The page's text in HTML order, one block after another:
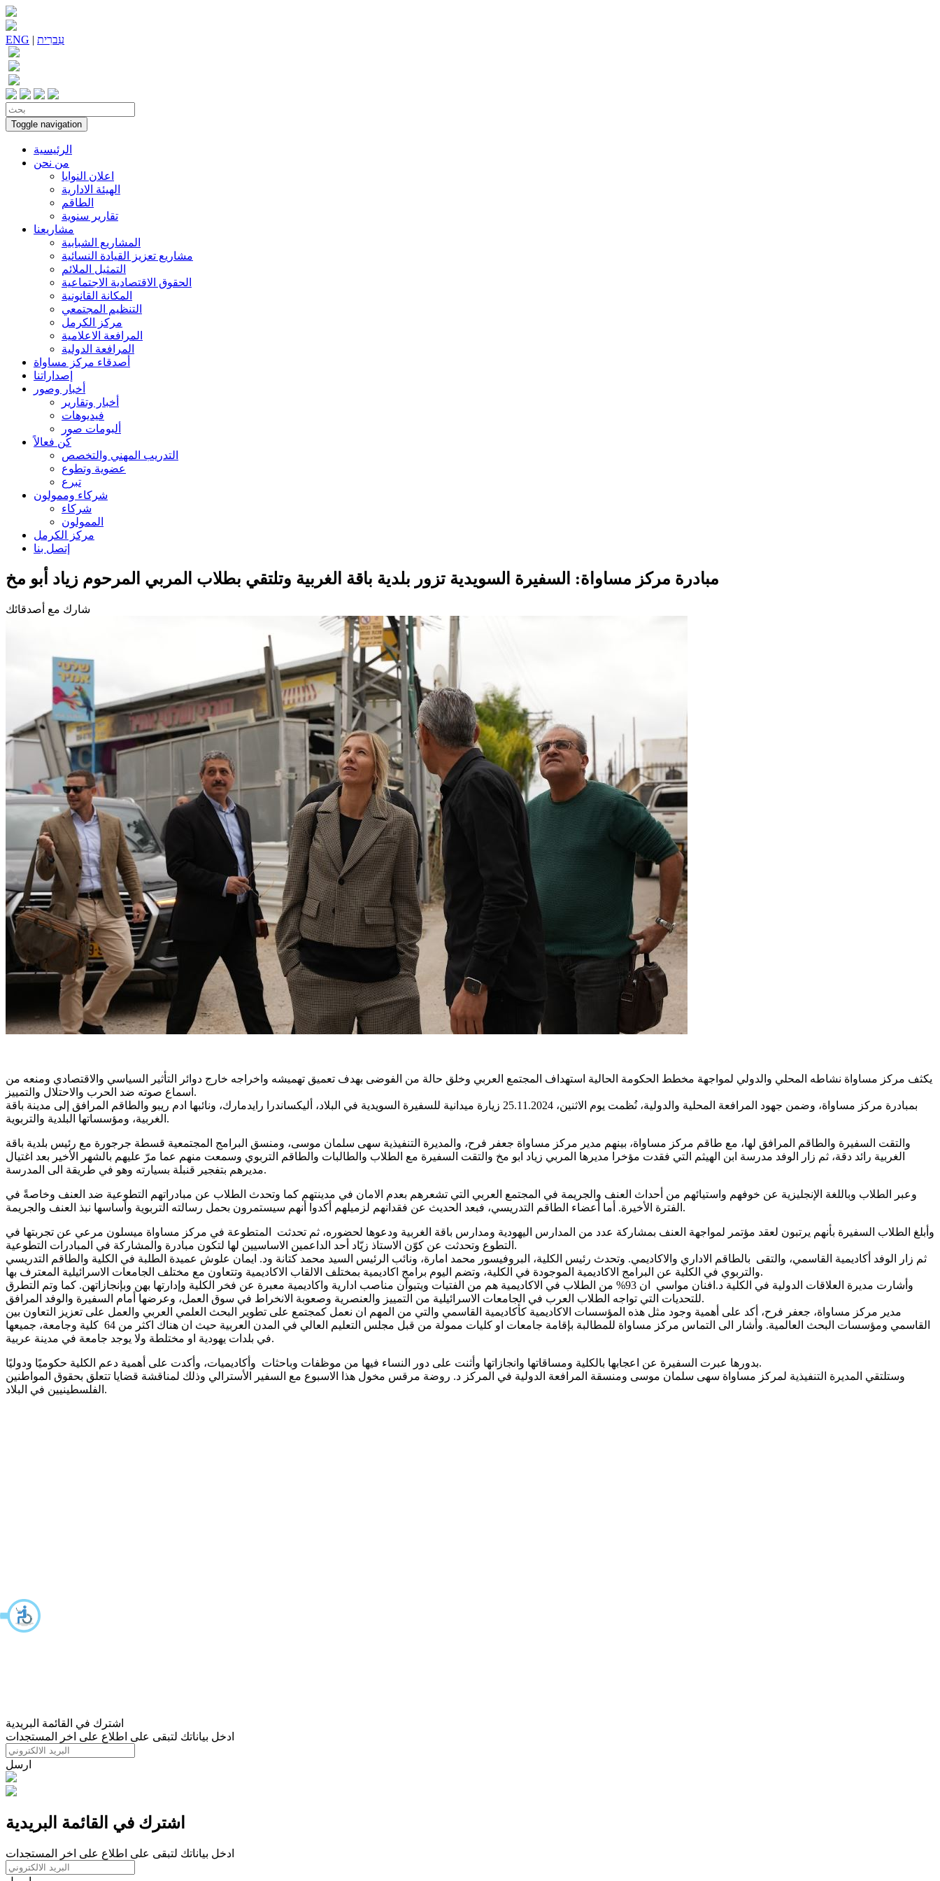
ENG | עִברִית
Toggle navigation
الرئيسية
من نحن
اعلان النوايا
الهيئة الادارية
الطاقم
تقارير سنوية
مشاريعنا
المشاريع الشبابية
مشاريع تعزيز القيادة النسائية
التمثيل الملائم
الحقوق الاقتصادية الاجتماعية
المكانة القانونية
التنظيم المجتمعي
مركز الكرمل
المرافعة الاعلامية
المرافعة الدولية
أصدقاء مركز مساواة
إصداراتنا
أخبار وصور
أخبار وتقارير
فيديوهات
ألبومات صور
كُن فعالاً
التدريب المهني والتخصص
عضوية وتطوع
تبرع
شركاء وممولون
شركاء
الممولون
مركز الكرمل
إتصل بنا
مبادرة مركز مساواة: السفيرة السويدية تزور بلدية باقة الغربية وتلتقي بطلاب المربي المرحوم زياد أبو مخ
شارك مع أصدقائك
يكثف مركز مساواة نشاطه المحلي والدولي لمواجهة مخطط الحكومة الحالية استهداف المجتمع العربي وخلق حالة من الفوضى بهدف تعميق تهميشه واخراجه خارج دوائر التأثير السياسي والاقتصادي ومنعه من
اسماع صوته ضد الحرب والاحتلال والتمييز.
بمبادرة مركز مساواة، وضمن جهود المرافعة المحلية والدولية، نُظمت يوم الاثنين، 25.11.2024 زيارة ميدانية للسفيرة السويدية في البلاد، أليكساندرا رايدمارك، ونائبها ادم ريبو والطاقم المرافق إلى مدينة باقة
الغربية، ومؤسساتها البلدية والتربوية.
والتقت السفيرة والطاقم المرافق لها، مع طاقم مركز مساواة، بينهم مدير مركز مساواة جعفر فرح، والمديرة التنفيذية سهى سلمان موسى، ومنسق البرامج المجتمعية قسطة جرجورة مع رئيس بلدية باقة
الغربية رائد دقة، ثم زار الوفد مدرسة ابن الهيثم التي فقدت مؤخرا مديرها المربي زياد ابو مخ والتقت السفيرة مع الطلاب والطالبات والطاقم التربوي وسمعت منهم عما مرّ عليهم بالشهر الأخير بعد اغتيال
مديرهم بتفجير قنبلة بسيارته وهو في طريقة الى المدرسة.
وعبر الطلاب وباللغة الإنجليزية عن خوفهم واستيائهم من أحداث العنف والجريمة في المجتمع العربي التي تشعرهم بعدم الامان في مدينتهم كما وتحدث الطلاب عن مبادراتهم التطوعية ضد العنف وخاصةً في
الفترة الأخيرة. أما أعضاء الطاقم التدريسي، فبعد الحديث عن فقدانهم لزميلهم أكدوا أنهم سيستمرون بحمل رسالته التربوية وأساسها نبذ العنف والجريمة.
وأبلغ الطلاب السفيرة بأنهم يرتبون لعقد مؤتمر لمواجهة العنف بمشاركة عدد من المدارس اليهودية ومدارس باقة الغربية ودعوها لحضوره، ثم تحدثت المتطوعة في مركز مساواة ميسلون مرعي عن تجربتها في
التطوع وتحدثت عن كوّن الاستاذ زيّاد أحد الداعمين الاساسيين لها لتكون مبادرة والمشاركة في المبادرات التطوعية.
ثم زار الوفد أكاديمية القاسمي، والتقى بالطاقم الاداري والاكاديمي. وتحدث رئيس الكلية، البروفيسور محمد امارة، ونائب الرئيس السيد محمد كتانة ود. ايمان علوش عميدة الطلبة في الكلية والطاقم التدريسي
والتربوي في الكلية عن البرامج الاكاديمية الموجودة في الكلية، وتضم اليوم برامج اكاديمية بمختلف الالقاب الاكاديمية وتتعاون مع مختلف الجامعات الاسرائيلية المعترف بها.
وأشارت مديرة العلاقات الدولية في الكلية د.افنان مواسي ان 93% من الطلاب في الاكاديمية هم من الفتيات ويتبوأن مناصب ادارية واكاديمية معبرة عن فخر الكلية وإدارتها بهن وبإنجازاتهن. كما وتم التطرق
للتحديات التي تواجه الطلاب العرب في الجامعات الاسرائيلية من التمييز والعنصرية وصعوبة الانخراط في سوق العمل، وعرضها أمام السفيرة والوفد المرافق.
مدير مركز مساواة، جعفر فرح، أكد على أهمية وجود مثل هذه المؤسسات الاكاديمية كأكاديمية القاسمي والتي من المهم ان نعمل كمجتمع على تطوير البحث العلمي العربي والعمل على تعزيز التعاون بين
القاسمي ومؤسسات البحث العالمية. وأشار الى التماس مركز مساواة للمطالبة بإقامة جامعات او كليات ممولة من قبل مجلس التعليم العالي في المدن العربية حيث ان هناك اكثر من 64 كلية وجامعة، جميعها
في بلدات يهودية او مختلطة ولا يوجد جامعة في مدينة عربية.
بدورها عبرت السفيرة عن اعجابها بالكلية ومساقاتها وانجازاتها وأثنت على دور النساء فيها من موظفات وباحثات وأكاديميات، وأكدت على أهمية دعم الكلية حكوميًا ودوليًا.
وستلتقي المديرة التنفيذية لمركز مساواة سهى سلمان موسى ومنسقة المرافعة الدولية في المركز د. روضة مرقس مخول هذا الاسبوع مع السفير الأسترالي وذلك لمناقشة قضايا تتعلق بحقوق المواطنين
الفلسطينيين في البلاد.
اشترك في القائمة البريدية
ادخل بياناتك لتبقى على اطلاع على اخر المستجدات
ارسل
اشترك في القائمة البريدية
ادخل بياناتك لتبقى على اطلاع على اخر المستجدات